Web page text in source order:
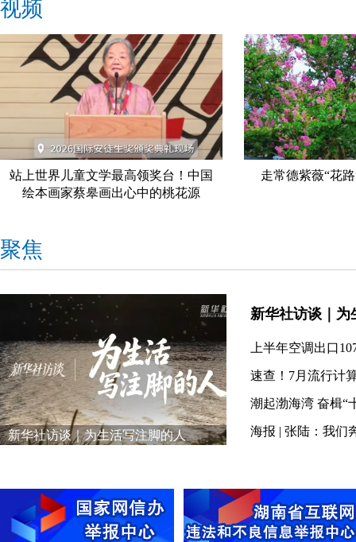
视频
站上世界儿童文学最高领奖台！中国
绘本画家蔡皋画出心中的桃花源
走常德紫薇“花
聚焦
新华社访谈｜为生活写注脚的人
新华社访谈｜为
速查！7月流行计